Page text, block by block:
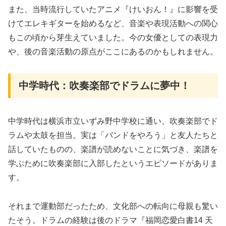
また、当時流行していたアニメ『けいおん！』に影響を受
けてエレキギターを始めるなど、音楽や表現活動への関心
もこの頃から芽生えていました。今の女優としての表現力
や、後の音楽活動の原点がここにあるのかもしれません。
中学時代：吹奏楽部でドラムに夢中！
中学時代は横浜市立いずみ野中学校に通い、吹奏楽部でド
ラムや太鼓を担当。実は「バンドをやろう」と友人たちと
話していたものの、楽譜が読めないことに気づき、楽譜を
学ぶために吹奏楽部に入部したというエピソードがありま
す。
それまで運動部だったため、文化部への転向に母親も驚い
たそう。ドラムの経験は後のドラマ『福岡恋愛白書14 天